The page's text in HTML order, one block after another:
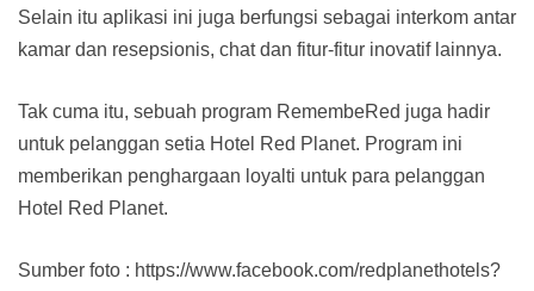
Selain itu aplikasi ini juga berfungsi sebagai interkom antar
kamar dan resepsionis, chat dan fitur-fitur inovatif lainnya.
Tak cuma itu, sebuah program RemembeRed juga hadir
untuk pelanggan setia Hotel Red Planet. Program ini
memberikan penghargaan loyalti untuk para pelanggan
Hotel Red Planet.
Sumber foto : https://www.facebook.com/redplanethotels?